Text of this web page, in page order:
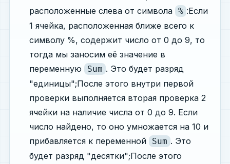
расположенные слева от символа % :Если
1 ячейка, расположенная ближе всего к
символу %, содержит число от 0 до 9, то
тогда мы заносим её значение в
переменную
Sum . Это будет разряд
"единицы";После этого внутри первой
проверки выполняется вторая проверка 2
ячейки на наличие числа от 0 до 9. Если
число найдено, то оно умножается на 10 и
прибавляется к переменной
Sum . Это
будет разряд "десятки";После этого